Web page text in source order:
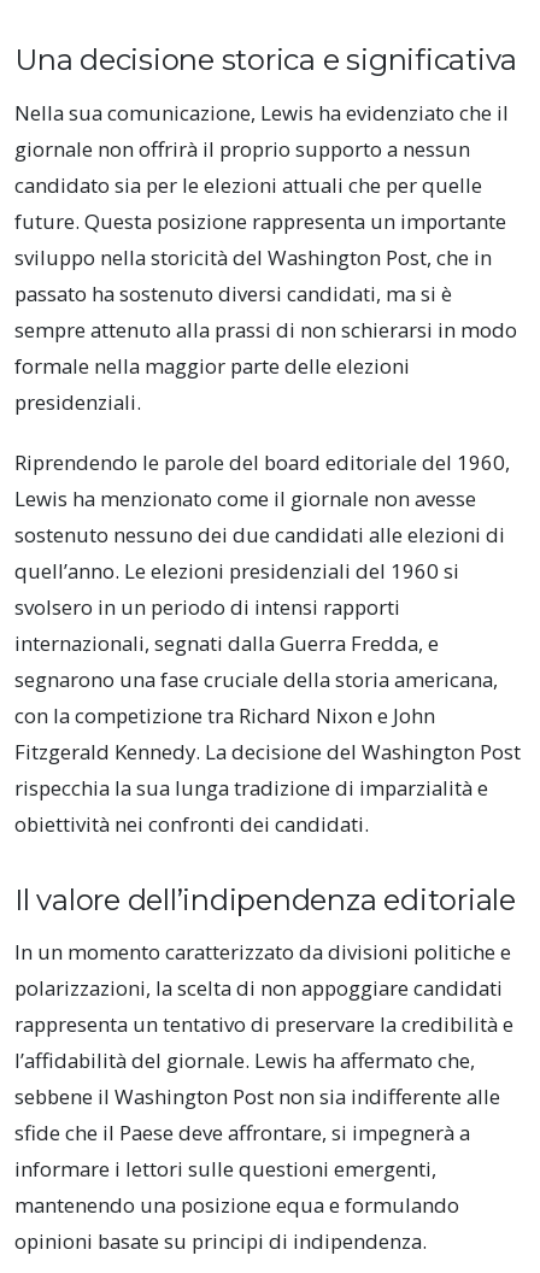
Una decisione storica e significativa
Nella sua comunicazione, Lewis ha evidenziato che il
giornale non offrirà il proprio supporto a nessun
candidato sia per le elezioni attuali che per quelle
future. Questa posizione rappresenta un importante
sviluppo nella storicità del Washington Post, che in
passato ha sostenuto diversi candidati, ma si è
sempre attenuto alla prassi di non schierarsi in modo
formale nella maggior parte delle elezioni
presidenziali.
Riprendendo le parole del board editoriale del 1960,
Lewis ha menzionato come il giornale non avesse
sostenuto nessuno dei due candidati alle elezioni di
quell’anno. Le elezioni presidenziali del 1960 si
svolsero in un periodo di intensi rapporti
internazionali, segnati dalla Guerra Fredda, e
segnarono una fase cruciale della storia americana,
con la competizione tra Richard Nixon e John
Fitzgerald Kennedy. La decisione del Washington Post
rispecchia la sua lunga tradizione di imparzialità e
obiettività nei confronti dei candidati.
Il valore dell’indipendenza editoriale
In un momento caratterizzato da divisioni politiche e
polarizzazioni, la scelta di non appoggiare candidati
rappresenta un tentativo di preservare la credibilità e
l’affidabilità del giornale. Lewis ha affermato che,
sebbene il Washington Post non sia indifferente alle
sfide che il Paese deve affrontare, si impegnerà a
informare i lettori sulle questioni emergenti,
mantenendo una posizione equa e formulando
opinioni basate su principi di indipendenza.